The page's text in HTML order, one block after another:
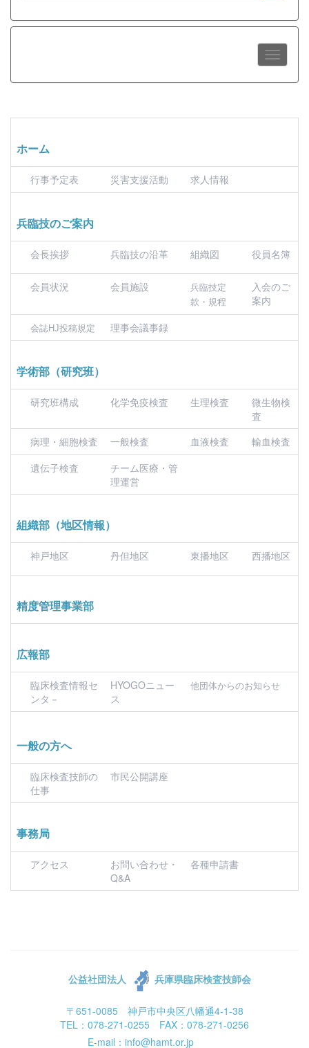
ホーム
行事予定表 災害支援活動 求人情報
兵臨技のご案内
会長挨拶 兵臨技の沿革 組織図 役員名簿
会員状況 会員施設
兵臨技定
款・規程
入会のご
案内
会誌HJ投稿規定 理事会議事録
学術部（研究班）
研究班構成 化学免疫検査 生理検査
微生物検
査
病理・細胞検査
一般検査 血液検査
輸血検査
遺伝子検査
チーム医療・管
理運営
組織部（地区情報）
神戸地区 丹但地区 東播地区 西播地区
精度管理事業部
広報部
臨床検査情報セ
ンタ－
HYOGOニュー
ス
他団体からのお知らせ
一般の方へ
臨床検査技師の
仕事
市民公開講座
事務局
アクセス
お問い合わせ・
Q&A
各種申請書
公益社団法人 兵庫県臨床検査技師会
〒651-0085 神戸市中央区八幡通4-1-38
TEL：078-271-0255 FAX：078-271-0256
E-mail：info@hamt.or.jp